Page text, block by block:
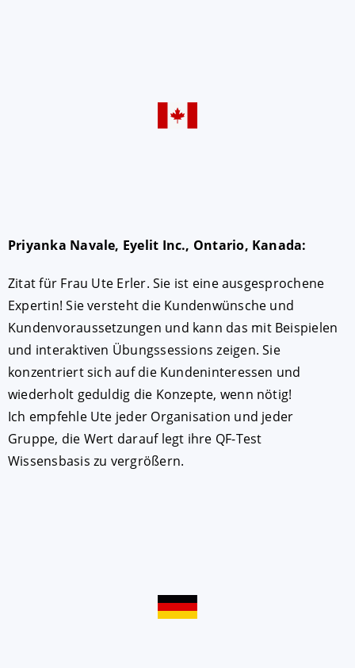
Priyanka Navale, Eyelit Inc., Ontario, Kanada:
Zitat für Frau Ute Erler. Sie ist eine ausgesprochene
Expertin! Sie versteht die Kundenwünsche und
Kundenvoraussetzungen und kann das mit Beispielen
und interaktiven Übungssessions zeigen. Sie
konzentriert sich auf die Kundeninteressen und
wiederholt geduldig die Konzepte, wenn nötig!
Ich empfehle Ute jeder Organisation und jeder
Gruppe, die Wert darauf legt ihre QF-Test
Wissensbasis zu vergrößern.